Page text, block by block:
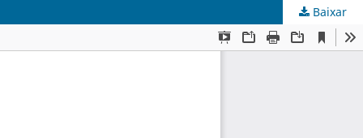
Baixar